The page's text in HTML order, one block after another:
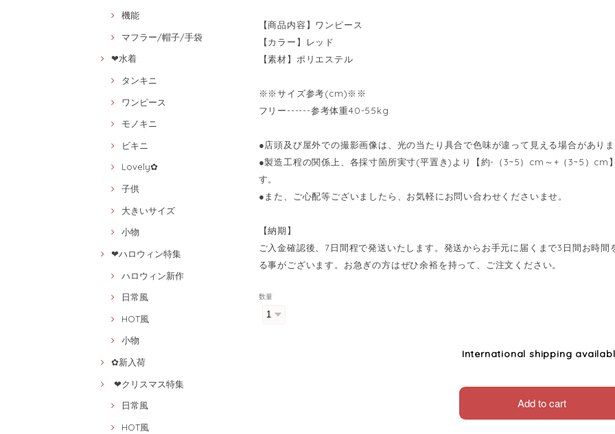
機能
マフラー/帽子/手袋
❤水着
タンキニ
ワンピース
モノキニ
ビキニ
Lovely✿
子供
大きいサイズ
小物
❤ハロウィン特集
ハロウィン新作
日常風
HOT風
小物
✿新入荷
❤クリスマス特集
日常風
HOT風
【商品内容】ワンピース
【カラー】レッド
【素材】ポリエステル
※※サイズ参考(cm)※※
フリー------参考体重40-55kg
●店頭及び屋外での撮影画像は、光の当たり具合で色味が違って見える場合があり
●製造工程の関係上、各採寸箇所実寸(平置き)より【約-（3~5）cm～+（3~5）cm
す。
●また、ご心配等ございましたら、お気軽にお問い合わせくださいませ。
【納期】
ご入金確認後、7日間程で発送いたします。発送からお手元に届くまで3日間お時
る事がございます。お急ぎの方はぜひ余裕を持って、ご注文ください。
数量
International shipping
Add to cart